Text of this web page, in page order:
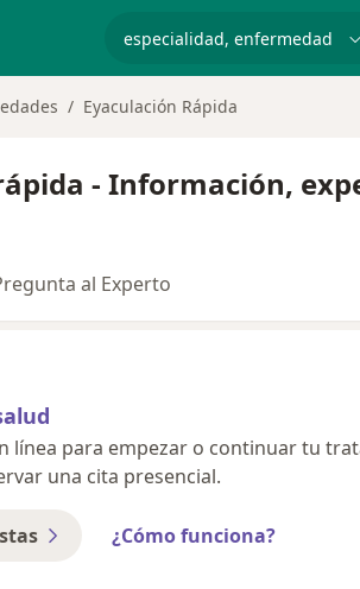
Eyaculación Rápida
- Información,
al Experto
línea para empezar o continuar tu
una cita presencial.
¿Cómo funciona?